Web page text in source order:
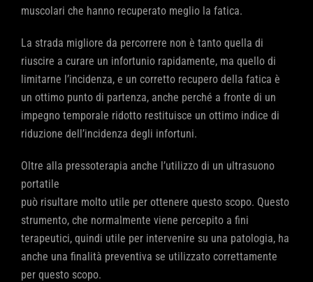
muscolari che hanno recuperato meglio la fatica.
La strada migliore da percorrere non è tanto quella di
riuscire a curare un infortunio rapidamente, ma quello di
limitarne l’incidenza, e un corretto recupero della fatica è
un ottimo punto di partenza, anche perché a fronte di un
impegno temporale ridotto restituisce un ottimo indice di
riduzione dell’incidenza degli infortuni.
Oltre alla pressoterapia anche l’utilizzo di un ultrasuono
portatile
può risultare molto utile per ottenere questo scopo. Questo
strumento, che normalmente viene percepito a fini
terapeutici, quindi utile per intervenire su una patologia, ha
anche una finalità preventiva se utilizzato correttamente
per questo scopo.